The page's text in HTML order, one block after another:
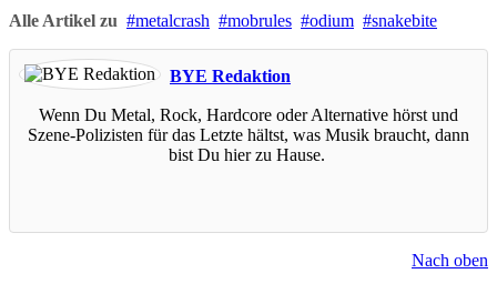
Alle Artikel zu metalcrash mobrules odium snakebite
BYE Redaktion
Wenn Du Metal, Rock, Hardcore oder Alternative hörst und
Szene-Polizisten für das Letzte hältst, was Musik braucht, dann
bist Du hier zu Hause.
Nach oben